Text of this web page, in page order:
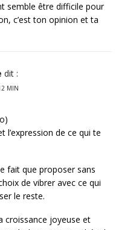
semble être difficile pour
c’est ton opinion et ta
dit :
MIN
l’expression de ce qui te
fait que proposer sans
de vibrer avec ce qui
le reste.
croissance joyeuse et